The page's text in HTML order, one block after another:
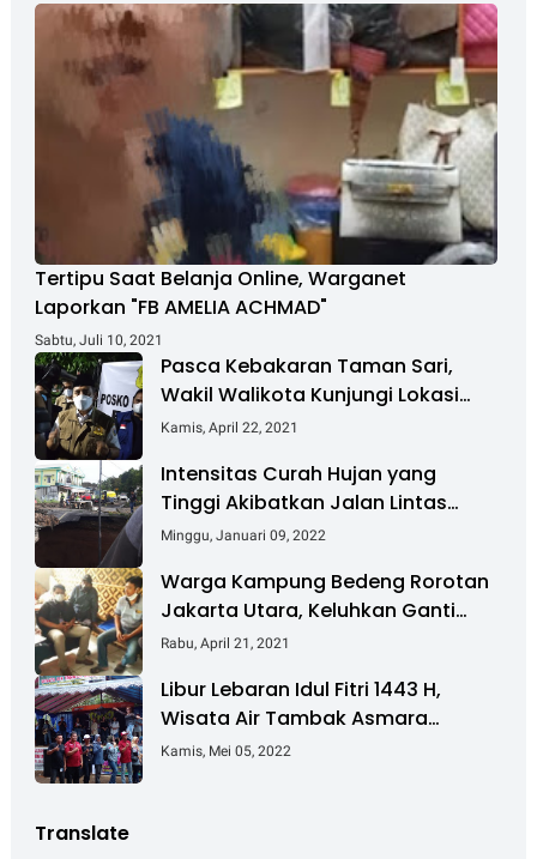
Tertipu Saat Belanja Online, Warganet
Laporkan "FB AMELIA ACHMAD"
Sabtu, Juli 10, 2021
Pasca Kebakaran Taman Sari,
Wakil Walikota Kunjungi Lokasi
Kebakaran Dan Salurkan Bantuan
Kamis, April 22, 2021
Intensitas Curah Hujan yang
Tinggi Akibatkan Jalan Lintas
Sumatera Nyaris Putus
Minggu, Januari 09, 2022
Warga Kampung Bedeng Rorotan
Jakarta Utara, Keluhkan Ganti
Rugi Pembebasan Lahan Tol
Rabu, April 21, 2021
Libur Lebaran Idul Fitri 1443 H,
Wisata Air Tambak Asmara
Kotabaru Dipadati Ribuan
Kamis, Mei 05, 2022
Translate